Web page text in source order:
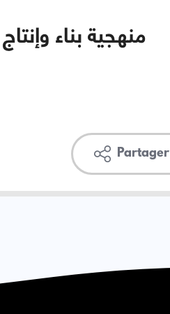
منهجية بناء
Partager